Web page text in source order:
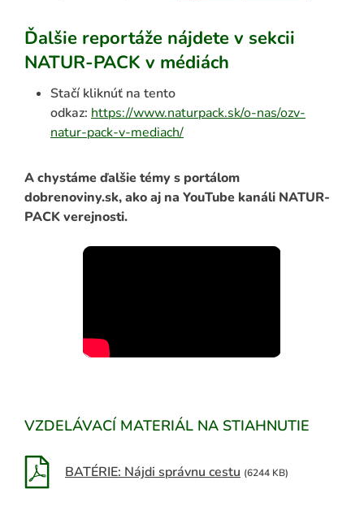
Ďalšie reportáže nájdete v sekcii
NATUR-PACK v médiách
Stačí kliknúť na tento
odkaz: https://www.naturpack.sk/o-nas/ozv-
natur-pack-v-mediach/
A chystáme ďalšie témy s portálom
dobrenoviny.sk, ako aj na YouTube kanáli NATUR-
PACK verejnosti.
VZDELÁVACÍ MATERIÁL NA STIAHNUTIE
BATÉRIE: Nájdi správnu cestu (6244 KB)